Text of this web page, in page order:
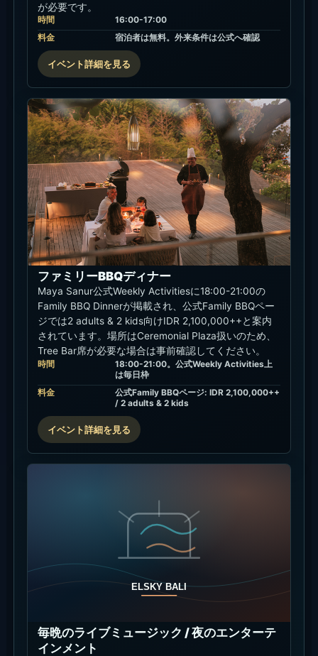
が必要です。
時間
16:00-17:00
料金
宿泊者は無料。外来条件は公式へ確認
イベント詳細を見る
ファミリーBBQディナー
Maya Sanur公式Weekly Activitiesに18:00-21:00の
Family BBQ Dinnerが掲載され、公式Family BBQペー
ジでは2 adults & 2 kids向けIDR 2,100,000++と案内
されています。場所はCeremonial Plaza扱いのため、
Tree Bar席が必要な場合は事前確認してください。
時間
18:00-21:00。公式Weekly Activities上
は毎日枠
料金
公式Family BBQページ: IDR 2,100,000++
/ 2 adults & 2 kids
イベント詳細を見る
毎晩のライブミュージック / 夜のエンターテ
インメント